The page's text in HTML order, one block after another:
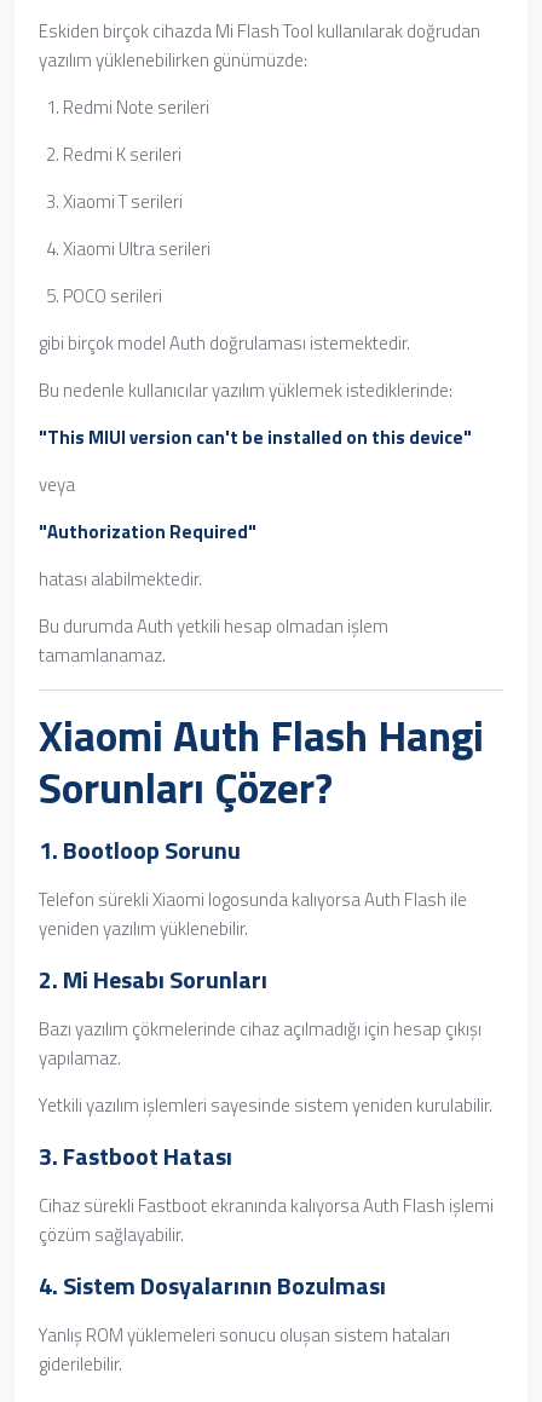
Eskiden birçok cihazda Mi Flash Tool kullanılarak doğrudan
yazılım yüklenebilirken günümüzde:
Redmi Note serileri
Redmi K serileri
Xiaomi T serileri
Xiaomi Ultra serileri
POCO serileri
gibi birçok model Auth doğrulaması istemektedir.
Bu nedenle kullanıcılar yazılım yüklemek istediklerinde:
"This MIUI version can't be installed on this device"
veya
"Authorization Required"
hatası alabilmektedir.
Bu durumda Auth yetkili hesap olmadan işlem
tamamlanamaz.
Xiaomi Auth Flash Hangi
Sorunları Çözer?
1. Bootloop Sorunu
Telefon sürekli Xiaomi logosunda kalıyorsa Auth Flash ile
yeniden yazılım yüklenebilir.
2. Mi Hesabı Sorunları
Bazı yazılım çökmelerinde cihaz açılmadığı için hesap çıkışı
yapılamaz.
Yetkili yazılım işlemleri sayesinde sistem yeniden kurulabilir.
3. Fastboot Hatası
Cihaz sürekli Fastboot ekranında kalıyorsa Auth Flash işlemi
çözüm sağlayabilir.
4. Sistem Dosyalarının Bozulması
Yanlış ROM yüklemeleri sonucu oluşan sistem hataları
giderilebilir.